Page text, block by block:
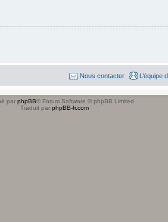
L’équipe
Nous contacter
par phpBB® Forum Software © phpBB Limited
Traduit par phpBB-fr.com